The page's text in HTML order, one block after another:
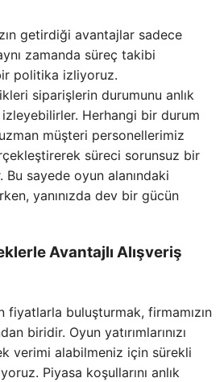
getirdiği avantajlar sadece
zamanda süreç takibi
politika izliyoruz.
siparişlerin durumunu anlık
Herhangi bir durum
müşteri personellerimiz
süreci sorunsuz bir
sayede oyun alanındaki
yanınızda dev bir gücün
Avantajlı Alışveriş
fiyatlarla buluşturmak, firmamızın
biridir. Oyun yatırımlarınızı
verimi alabilmeniz için sürekli
Piyasa koşullarını anlık